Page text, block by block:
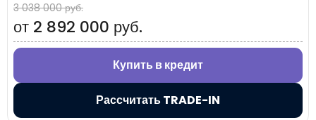
3 038 000 руб.
от 2 892 000 руб.
Купить в кредит
Рассчитать TRADE-IN